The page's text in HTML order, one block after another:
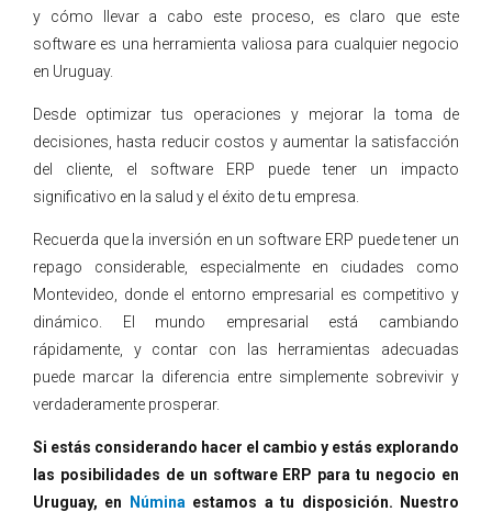
y cómo llevar a cabo este proceso, es claro que este
software es una herramienta valiosa para cualquier negocio
en Uruguay.
Desde optimizar tus operaciones y mejorar la toma de
decisiones, hasta reducir costos y aumentar la satisfacción
del cliente, el software ERP puede tener un impacto
significativo en la salud y el éxito de tu empresa.
Recuerda que la inversión en un software ERP puede tener un
repago considerable, especialmente en ciudades como
Montevideo, donde el entorno empresarial es competitivo y
dinámico. El mundo empresarial está cambiando
rápidamente, y contar con las herramientas adecuadas
puede marcar la diferencia entre simplemente sobrevivir y
verdaderamente prosperar.
Si estás considerando hacer el cambio y estás explorando
las posibilidades de un software ERP para tu negocio en
Uruguay, en
Númina estamos a tu disposición. Nuestro